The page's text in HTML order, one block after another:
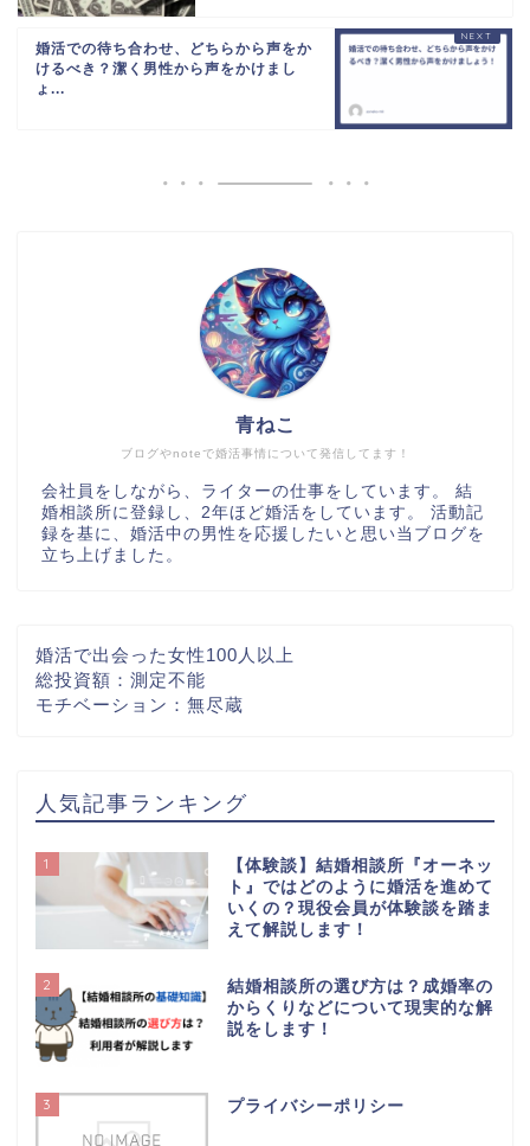
婚活での待ち合わせ、どちらから声をか
けるべき？潔く男性から声をかけまし
ょ...
ブログやnoteで婚活事情について発信してます！
青ねこ
会社員をしながら、ライターの仕事をしています。 結
婚相談所に登録し、2年ほど婚活をしています。 活動記
録を基に、婚活中の男性を応援したいと思い当ブログを
立ち上げました。
婚活で出会った女性100人以上
総投資額：測定不能
モチベーション：無尽蔵
人気記事ランキング
1
【体験談】結婚相談所『オーネッ
ト』ではどのように婚活を進めて
いくの？現役会員が体験談を踏ま
えて解説します！
2
結婚相談所の選び方は？成婚率の
からくりなどについて現実的な解
説をします！
3 プライバシーポリシー
【はじめての方へ】この
ブログについて
ートガイド｜最初にやる